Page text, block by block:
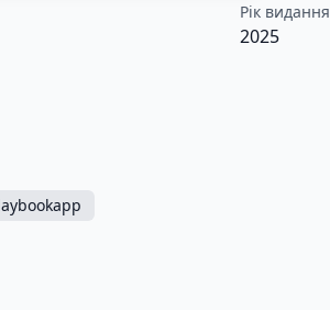
Рік видання
2025